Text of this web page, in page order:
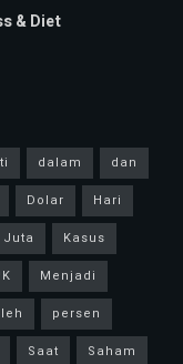
& Diet
dalam
dan
Dolar
Hari
Juta
Kasus
Menjadi
persen
Saat
Saham